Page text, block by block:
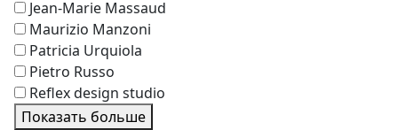
Jean-Marie Massaud
Maurizio Manzoni
Patricia Urquiola
Pietro Russo
Reflex design studio
Показать больше